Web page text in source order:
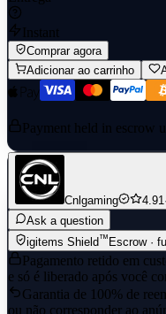
Instant
Comprar agora
Adicionar ao carrinho
Payment held in escrow
Cnlgaming 4.91·
Ask a question
igitems Shield™ Escrow ·
Pagamento retido em
e só é liberado após você
Garantia de 100% de
ou não corresponder ao